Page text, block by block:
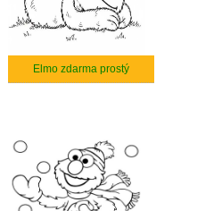
Elmo zdarma prostý